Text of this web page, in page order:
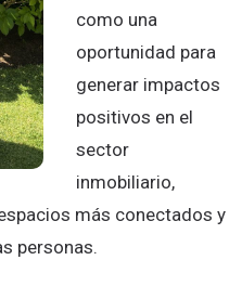
como una
oportunidad para
generar impactos
positivos en el
sector
inmobiliario,
más conectados y
personas.